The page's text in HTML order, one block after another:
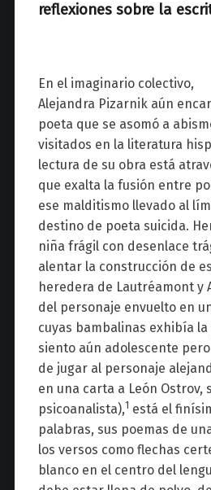
reflexiones sobre la
En el imaginario colectivo,
Alejandra Pizarnikaún
poeta que se asomó a
visitados en la literatura
lectura de su obra está
que exalta la fusión entre
ese malditismollevado al
destino de poeta suicida.
niña frágil con desenlace
alentar la construcción de
heredera de Lautréamonty
del personaje envuelto en
cuyas bambalinas exhibía la
siento aún adolescente
de jugar al personaje
en una carta a León Ostrov,
psicoanalista),1 está el
palabras, sus poemas de
los versos como flechas
blanco en el centro del